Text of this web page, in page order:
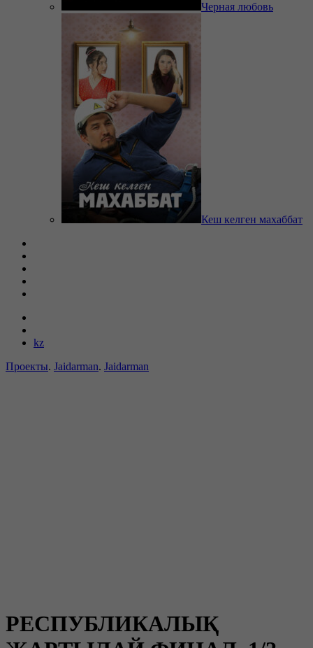
Черная любовь
Кеш келген махаббат
kz
Проекты. Jaidarman. Jaidarman
РЕСПУБЛИКАЛЫҚ